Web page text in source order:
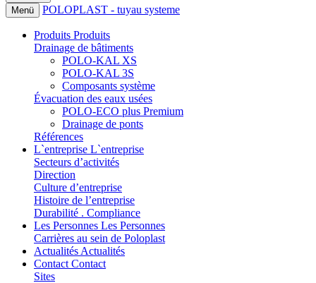
Menü POLOPLAST - tuyau systeme
Produits Produits
Drainage de bâtiments
POLO-KAL XS
POLO-KAL 3S
Composants système
Évacuation des eaux usées
POLO-ECO plus Premium
Drainage de ponts
Références
L`entreprise L`entreprise
Secteurs d’activités
Direction
Culture d’entreprise
Histoire de l’entreprise
Durabilité . Compliance
Les Personnes Les Personnes
Carrières au sein de Poloplast
Actualités Actualités
Contact Contact
Sites